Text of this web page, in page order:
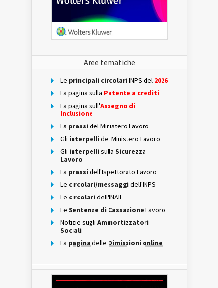
Aree tematiche
Le principali circolari INPS del 2026
La pagina sulla Patente a crediti
La pagina sull'Assegno di
Inclusione
La prassi del Ministero Lavoro
Gli interpelli del Ministero Lavoro
Gli interpelli sulla Sicurezza
Lavoro
La prassi dell'Ispettorato Lavoro
Le circolari/messaggi dell'INPS
Le circolari dell'INAIL
Le Sentenze di Cassazione Lavoro
Notizie sugli Ammortizzatori
Sociali
La pagina delle Dimissioni online